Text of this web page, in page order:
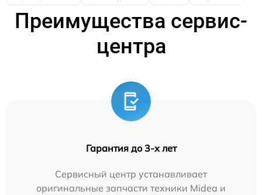
Преимущества сервис-
центра
Гарантия до 3-х лет
Сервисный центр устанавливает
оригинальные запчасти техники Midea и